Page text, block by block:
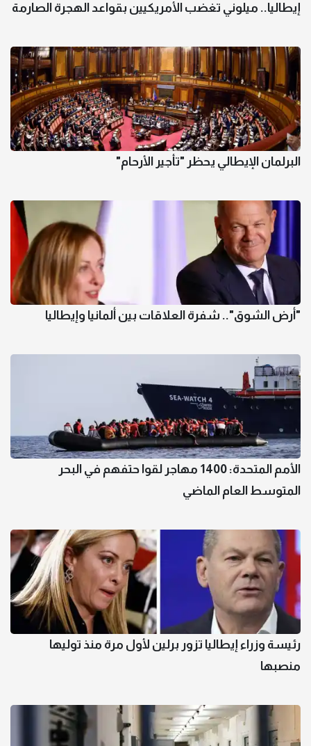
إيطاليا.. ميلوني تغضب الأمريكيين بقواعد الهجرة الصارمة
البرلمان الإيطالي يحظر "تأجير الأرحام"
"أرض الشوق".. شفرة العلاقات بين ألمانيا وإيطاليا
الأمم المتحدة: 1400 مهاجر لقوا حتفهم في البحر
المتوسط العام الماضي
رئيسة وزراء إيطاليا تزور برلين لأول مرة منذ توليها
منصبها